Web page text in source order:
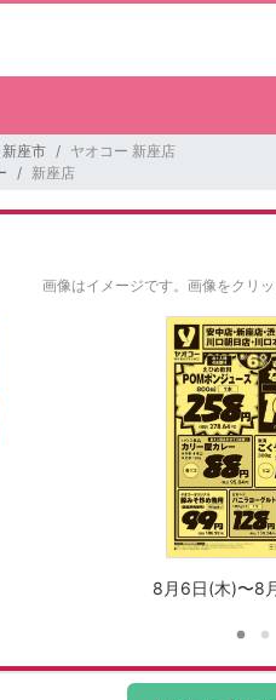
新座市
ヤオコー 新座店
新座店
画像はイメージです。 画像をクリ
8月6日(木)〜8